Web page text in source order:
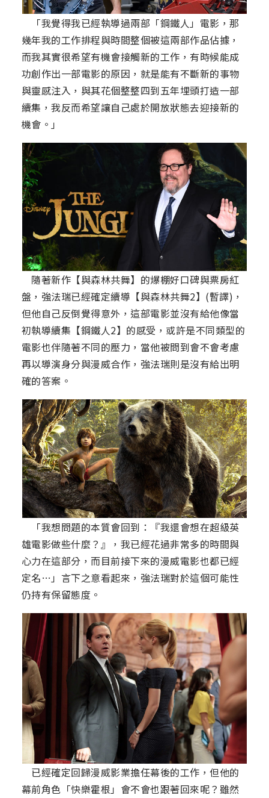
「我覺得我已經執導過兩部「鋼鐵人」電影，那
幾年我的工作排程與時間整個被這兩部作品佔據，
而我其實很希望有機會接觸新的工作，有時候能成
功創作出一部電影的原因，就是能有不斷新的事物
與靈感注入，與其花個整整四到五年埋頭打造一部
續集，我反而希望讓自己處於開放狀態去迎接新的
機會。」
隨著新作【與森林共舞】的爆棚好口碑與票房紅
盤，強法瑞已經確定續導【與森林共舞2】(暫譯)，
但他自己反倒覺得意外，這部電影並沒有給他像當
初執導續集【鋼鐵人2】的感受，或許是不同類型的
電影也伴隨著不同的壓力，當他被問到會不會考慮
再以導演身分與漫威合作，強法瑞則是沒有給出明
確的答案。
「我想問題的本質會回到：『我還會想在超級英
雄電影做些什麼？』，我已經花過非常多的時間與
心力在這部分，而目前接下來的漫威電影也都已經
定名…」言下之意看起來，強法瑞對於這個可能性
仍持有保留態度。
已經確定回歸漫威影業擔任幕後的工作，但他的
幕前角色「快樂霍根」會不會也跟著回來呢？雖然